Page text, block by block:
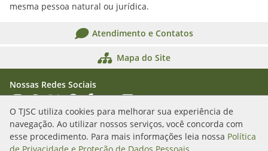
O TJSC utiliza cookies para melhorar sua experiência de
navegação. Ao utilizar nossos serviços, você concorda com
esse procedimento. Para mais informações leia nossa Política
mesma pessoa natural ou jurídica.
Atendimento e Contatos
Mapa do Site
Nossas Redes Sociais
Acessar Instagram
Acessar WhatsApp
Acessar XAcessar Threads
Acessar Facebook
Acessar YouTube
Acessar Flickr
Acessar SoundCloud
Rua Álvaro Millen da Silveira, n. 208
Florianópolis/SC - CEP: 88020-901